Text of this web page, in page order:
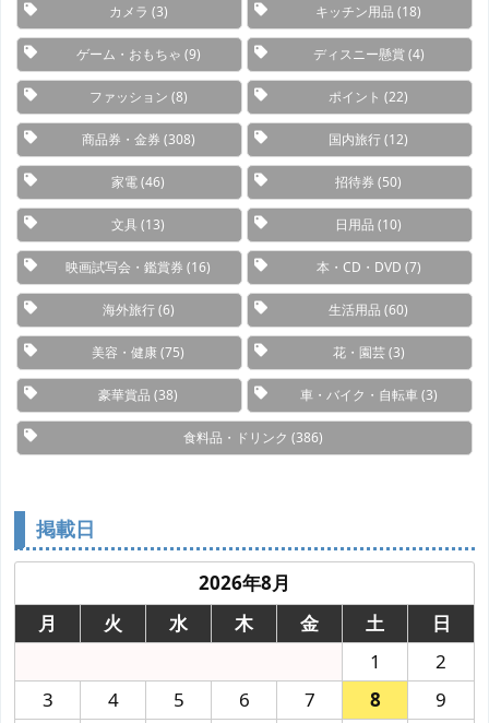
カメラ (3) キッチン用品 (18)
ゲーム・おもちゃ (9) ディスニー懸賞(4)
ファッション (8) ポイント (22)
商品券・金券 (308) 国内旅行(12)
家電(46) 招待券 (50)
文具 (13) 日用品 (10)
映画試写会・鑑賞券 (16) 本・CD・DVD (7)
海外旅行(6) 生活用品 (60)
美容・健康(75) 花・園芸(3)
豪華賞品 (38) 車・バイク・自転車(3)
食料品・ドリンク (386)
掲載日
2026年8月
月
火 水 木 金 土
日
1
2
3
4 5 6 7 8
9